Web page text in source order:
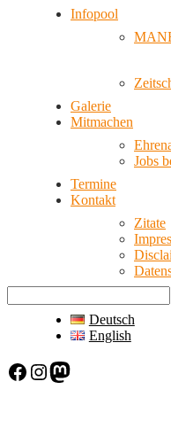
Infopool
Galerie
Mitmachen
Jobs
Termine
Kontakt
Zitate
Deutsch
English
Facebook Instagram Mastodon